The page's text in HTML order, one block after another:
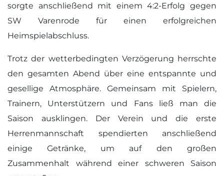
sorgte anschließend mit einem 4:2-Erfolg gegen
SW Varenrode für einen erfolgreichen
Heimspielabschluss.
Trotz der wetterbedingten Verzögerung herrschte
den gesamten Abend über eine entspannte und
gesellige Atmosphäre. Gemeinsam mit Spielern,
Trainern, Unterstützern und Fans ließ man die
Saison ausklingen. Der Verein und die erste
Herrenmannschaft spendierten anschließend
einige Getränke, um auf den großen
Zusammenhalt während einer schweren Saison